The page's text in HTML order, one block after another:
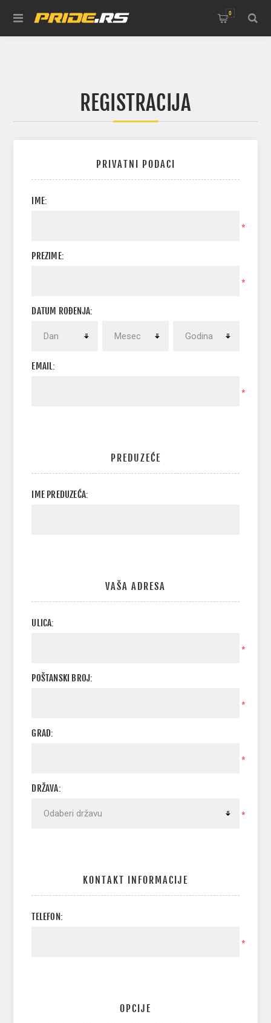
0
REGISTRACIJA
PRIVATNI PODACI
IME:
*
PREZIME:
*
DATUM ROĐENJA:
EMAIL:
*
PREDUZEĆE
IME PREDUZEĆA:
VAŠA ADRESA
ULICA:
*
POŠTANSKI BROJ:
*
GRAD:
*
DRŽAVA:
*
KONTAKT INFORMACIJE
TELEFON:
*
OPCIJE